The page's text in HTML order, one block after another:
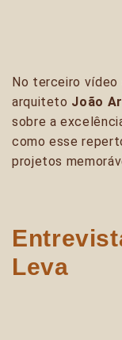
No terceiro vídeo
arquiteto João
sobre a
como esse
projetos
Leva